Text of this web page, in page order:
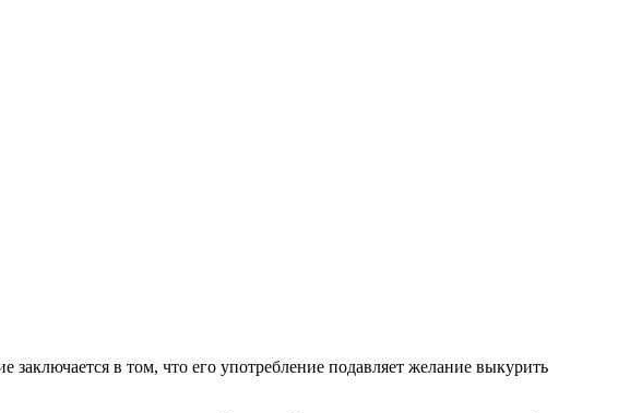
в том, что его употребление подавляет желание выкурить